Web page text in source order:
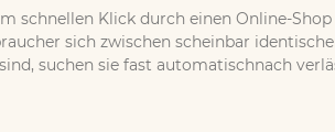
schnellen Klick durch einen Online-
sich zwischen scheinbar
suchen sie fast automatischnach